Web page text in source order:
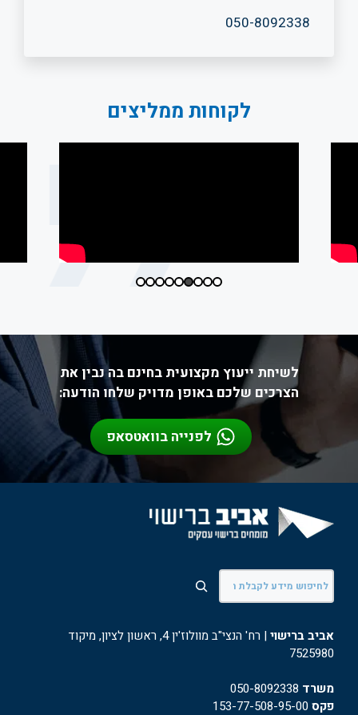
050-8092338
לקוחות ממליצים
לשיחת ייעוץ מקצועית בחינם בה נבין את
הצרכים שלכם באופן מדויק שלחו הודעה:
לפנייה בוואטסאפ
חיפוש
אביב ברישוי
| רח' הנצי"ב מוולוז'ין 4, ראשון לציון, מיקוד
7525980
משרד 050-8092338
פקס